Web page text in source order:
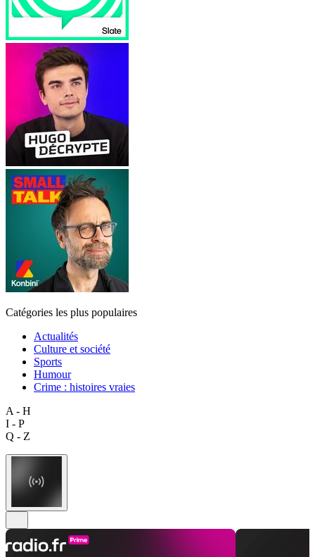
Catégories les plus populaires
Actualités
Culture et société
Sports
Humour
Crime : histoires vraies
A - H
I - P
Q - Z